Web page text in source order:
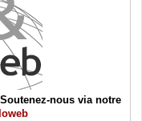
nous via notre